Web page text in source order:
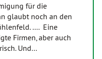
für die
glaubt noch an den
.... Eine
Firmen, aber auch
Und…